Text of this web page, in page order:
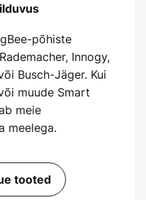
põhiste
Innogy,
Busch-Jäger. Kui
muude Smart
meie
meelega.
tooted